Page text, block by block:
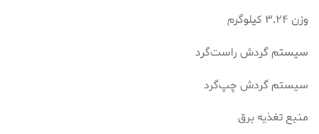
وزن ۳.۲۴ کیلوگرم
سیستم گردش راست‌گرد
سیستم گردش چپ‌گرد
منبع تغذیه برق